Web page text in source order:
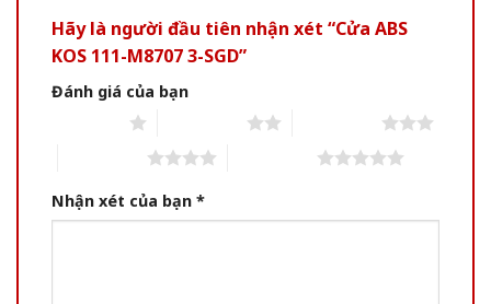
Hãy là người đầu tiên nhận xét “Cửa ABS
KOS 111-M8707 3-SGD”
Đánh giá của bạn
Nhận xét của bạn *